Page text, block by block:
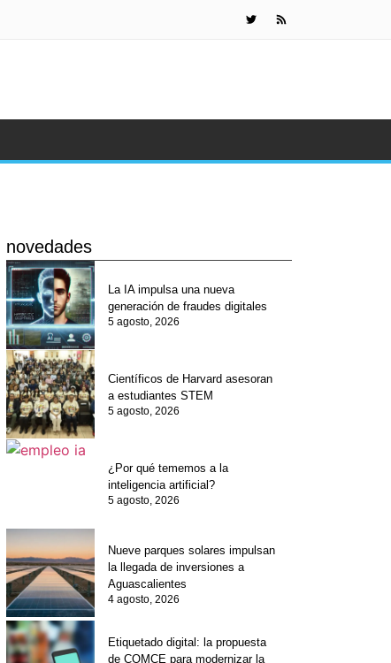
novedades
La IA impulsa una nueva
generación de fraudes digitales
5 agosto, 2026
Científicos de Harvard asesoran
a estudiantes STEM
5 agosto, 2026
¿Por qué tememos a la
inteligencia artificial?
5 agosto, 2026
Nueve parques solares impulsan
la llegada de inversiones a
Aguascalientes
4 agosto, 2026
Etiquetado digital: la propuesta
de COMCE para modernizar la